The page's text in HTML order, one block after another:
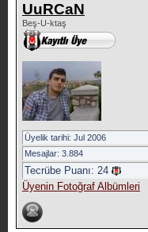
UuRCaN
Beş-U-ktaş
Üyelik tarihi: Jul 2006
Mesajlar: 3.884
Tecrübe Puanı: 24
Üyenin Fotoğraf Albümleri